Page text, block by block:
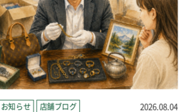
お知らせ 店舗ブログ 2026.08.04